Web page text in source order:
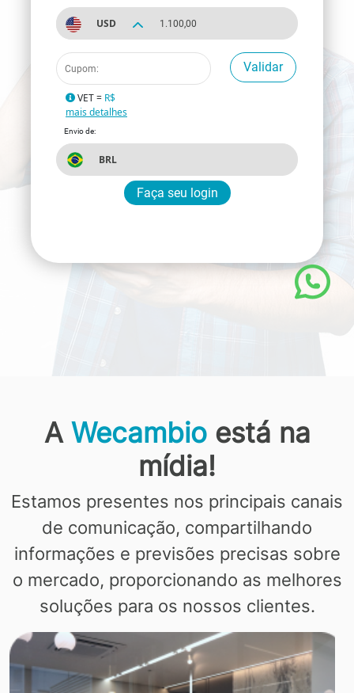
USD
Validar
VET = R$
mais detalhes
Envio de:
BRL
Faça seu login
A Wecambioestá na
mídia!
Estamos presentes nos principais canais
de comunicação, compartilhando
informações e previsões precisas sobre
o mercado, proporcionando as melhores
soluções para os nossos clientes.